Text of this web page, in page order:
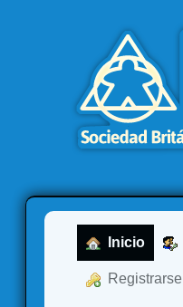
Inicio
Registrarse